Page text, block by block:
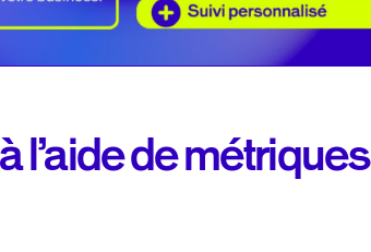
l’aide de métriques